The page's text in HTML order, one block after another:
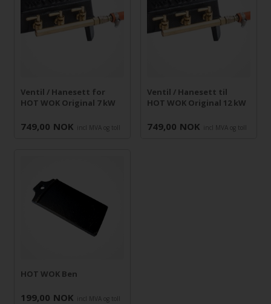
Ventil / Hanesett for
HOT WOK Original 7 kW
749,00 NOK incl MVA og toll
Ventil / Hanesett til
HOT WOK Original 12 kW
749,00 NOK incl MVA og toll
HOT WOK Ben
199,00 NOK incl MVA og toll